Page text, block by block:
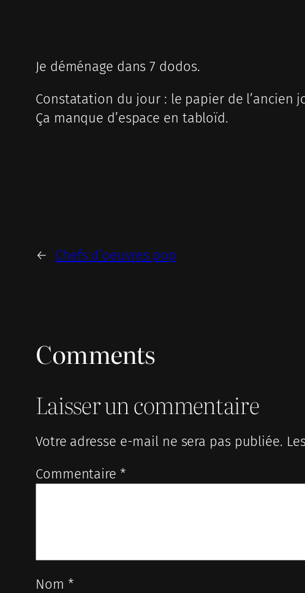
Je déménage dans 7 dodos.
Constatation du jour : le papier de
Ça manque d’espace en tabloïd.
← Chefs d’oeuvres pop
Comments
Laisser un commentaire
Votre adresse e-mail ne sera pas publiée.
Commentaire *
Nom *